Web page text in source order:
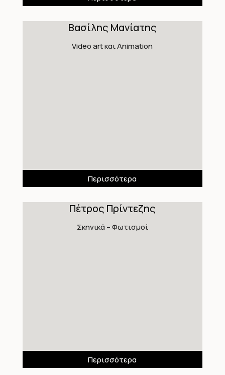
Βασίλης Μανίατης
Video art και Animation
Περισσότερα
Πέτρος Πρίντεζης
Σκηνικά – Φωτισμοί
Περισσότερα